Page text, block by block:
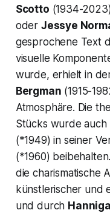
Scotto (1934-
oder Jessye
gesprochene Text
visuelle
wurde, erhielt in
Bergman (1915-
Atmosphäre. Die
Stücks wurde auch
(*1949) in seiner
(*1960)
die charismatische
künstlerischer und
und durch